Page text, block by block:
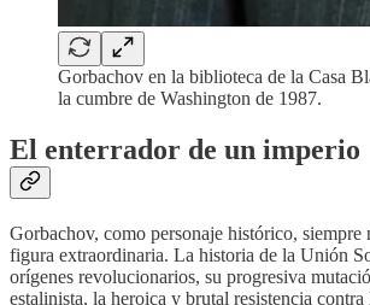
Gorbachov en la biblioteca de la Casa
la cumbre de Washington de 1987.
El enterrador de un imperio
Gorbachov, como personaje histórico, siempre
figura extraordinaria. La historia de la Unión
orígenes revolucionarios, su progresiva
estalinista, la heroica y brutal resistencia